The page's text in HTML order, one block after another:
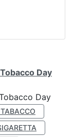
Day
Day